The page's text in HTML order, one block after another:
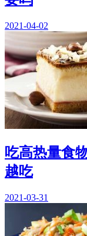
2021-04-02
吃高热量食
越吃
2021-03-31